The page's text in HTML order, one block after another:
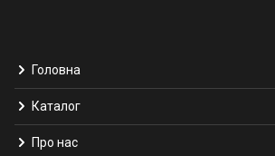
Головна
Каталог
Про нас